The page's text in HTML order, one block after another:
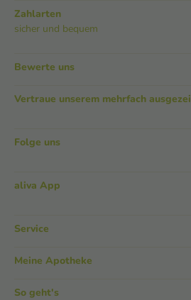
Zahlarten
sicher und bequem
Bewerte uns
Vertraue unserem mehrfach
Folge uns
aliva App
Service
Meine Apotheke
So geht's